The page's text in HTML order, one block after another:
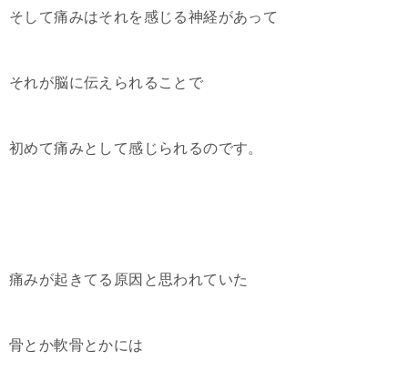
そして痛みはそれを感じる神経があって
それが脳に伝えられることで
初めて痛みとして感じられるのです。
痛みが起きてる原因と思われていた
骨とか軟骨とかには